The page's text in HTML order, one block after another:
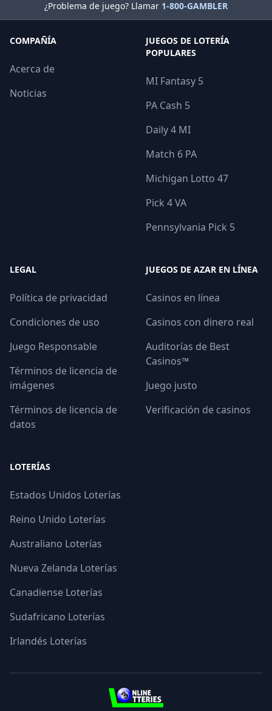
¿Problema de juego? Llamar 1-800-GAMBLER
COMPAÑÍA
Acerca de
Noticias
JUEGOS DE LOTERÍA
POPULARES
MI Fantasy 5
PA Cash 5
Daily 4 MI
Match 6 PA
Michigan Lotto 47
Pick 4 VA
Pennsylvania Pick 5
LEGAL
Política de privacidad
Condiciones de uso
Juego Responsable
Términos de licencia de
imágenes
Términos de licencia de
datos
JUEGOS DE AZAR EN LÍNEA
Casinos en línea
Casinos con dinero real
Auditorías de Best
Casinos™
Juego justo
Verificación de casinos
LOTERÍAS
Estados Unidos Loterías
Reino Unido Loterías
Australiano Loterías
Nueva Zelanda Loterías
Canadiense Loterías
Sudafricano Loterías
Irlandés Loterías
3